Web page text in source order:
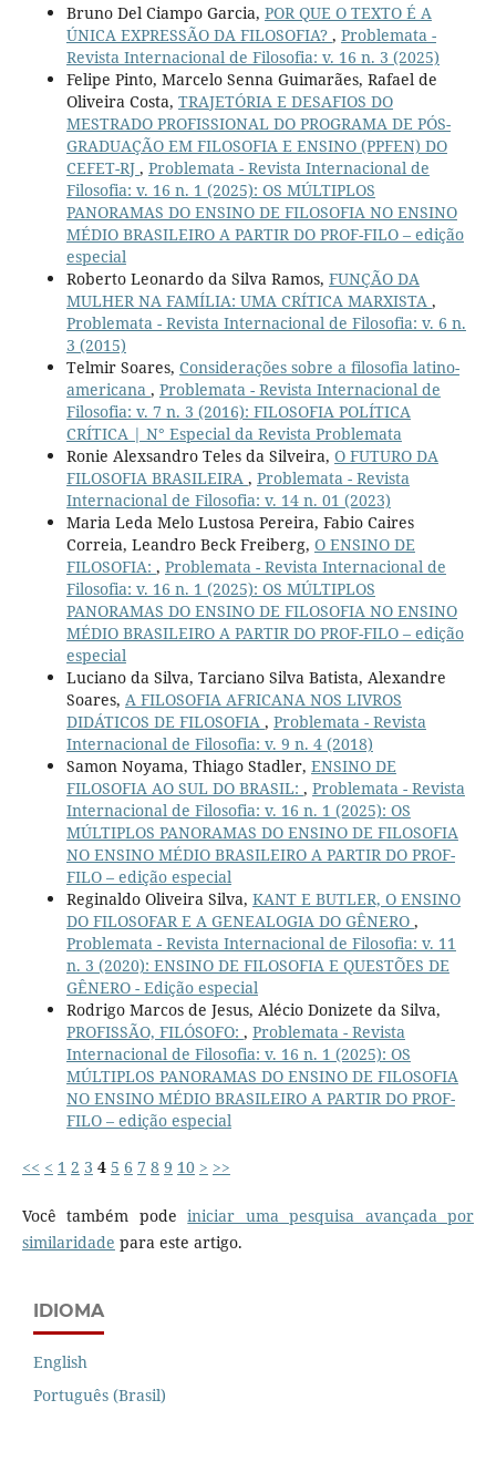
Bruno Del Ciampo Garcia, POR QUE O TEXTO É A
ÚNICA EXPRESSÃO DA FILOSOFIA? , Problemata -
Revista Internacional de Filosofia: v. 16 n. 3 (2025)
Felipe Pinto, Marcelo Senna Guimarães, Rafael de
Oliveira Costa, TRAJETÓRIA E DESAFIOS DO
MESTRADO PROFISSIONAL DO PROGRAMA DE PÓS-
GRADUAÇÃO EM FILOSOFIA E ENSINO (PPFEN) DO
CEFET-RJ , Problemata - Revista Internacional de
Filosofia: v. 16 n. 1 (2025): OS MÚLTIPLOS
PANORAMAS DO ENSINO DE FILOSOFIA NO ENSINO
MÉDIO BRASILEIRO A PARTIR DO PROF-FILO – edição
especial
Roberto Leonardo da Silva Ramos, FUNÇÃO DA
MULHER NA FAMÍLIA: UMA CRÍTICA MARXISTA ,
Problemata - Revista Internacional de Filosofia: v. 6 n.
3 (2015)
Telmir Soares, Considerações sobre a filosofia latino-
americana , Problemata - Revista Internacional de
Filosofia: v. 7 n. 3 (2016): FILOSOFIA POLÍTICA
CRÍTICA | N° Especial da Revista Problemata
Ronie Alexsandro Teles da Silveira, O FUTURO DA
FILOSOFIA BRASILEIRA , Problemata - Revista
Internacional de Filosofia: v. 14 n. 01 (2023)
Maria Leda Melo Lustosa Pereira, Fabio Caires
Correia, Leandro Beck Freiberg, O ENSINO DE
FILOSOFIA: , Problemata - Revista Internacional de
Filosofia: v. 16 n. 1 (2025): OS MÚLTIPLOS
PANORAMAS DO ENSINO DE FILOSOFIA NO ENSINO
MÉDIO BRASILEIRO A PARTIR DO PROF-FILO – edição
especial
Luciano da Silva, Tarciano Silva Batista, Alexandre
Soares, A FILOSOFIA AFRICANA NOS LIVROS
DIDÁTICOS DE FILOSOFIA , Problemata - Revista
Internacional de Filosofia: v. 9 n. 4 (2018)
Samon Noyama, Thiago Stadler, ENSINO DE
FILOSOFIA AO SUL DO BRASIL: , Problemata - Revista
Internacional de Filosofia: v. 16 n. 1 (2025): OS
MÚLTIPLOS PANORAMAS DO ENSINO DE FILOSOFIA
NO ENSINO MÉDIO BRASILEIRO A PARTIR DO PROF-
FILO – edição especial
Reginaldo Oliveira Silva, KANT E BUTLER, O ENSINO
DO FILOSOFAR E A GENEALOGIA DO GÊNERO ,
Problemata - Revista Internacional de Filosofia: v. 11
n. 3 (2020): ENSINO DE FILOSOFIA E QUESTÕES DE
GÊNERO - Edição especial
Rodrigo Marcos de Jesus, Alécio Donizete da Silva,
PROFISSÃO, FILÓSOFO: , Problemata - Revista
Internacional de Filosofia: v. 16 n. 1 (2025): OS
MÚLTIPLOS PANORAMAS DO ENSINO DE FILOSOFIA
NO ENSINO MÉDIO BRASILEIRO A PARTIR DO PROF-
FILO – edição especial
<< < 1 2 3 4 5 6 7 8 9 10 > >>
Você também podeiniciar uma pesquisa avançada por
similaridade para este artigo.
IDIOMA
English
Português (Brasil)